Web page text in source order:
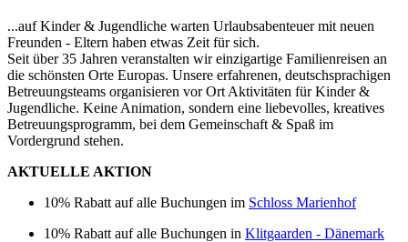
...auf Kinder & Jugendliche warten Urlaubsabenteuer mit neuen
Freunden - Eltern haben etwas Zeit für sich.
Seit über 35 Jahren veranstalten wir einzigartige Familienreisen an
die schönsten Orte Europas. Unsere erfahrenen, deutschsprachigen
Betreuungsteams organisieren vor Ort Aktivitäten für Kinder &
Jugendliche. Keine Animation, sondern eine liebevolles, kreatives
Betreuungsprogramm, bei dem Gemeinschaft & Spaß im
Vordergrund stehen.
AKTUELLE AKTION
10% Rabatt auf alle Buchungen im Schloss Marienhof
10% Rabatt auf alle Buchungen in Klitgaarden - Dänemark